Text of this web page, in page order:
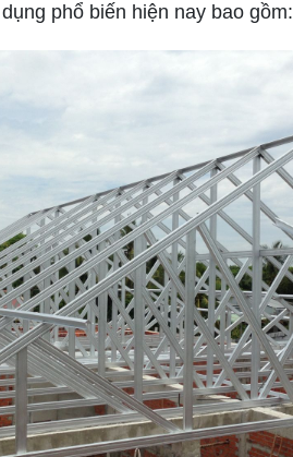
phổ biến hiện nay bao gồm: